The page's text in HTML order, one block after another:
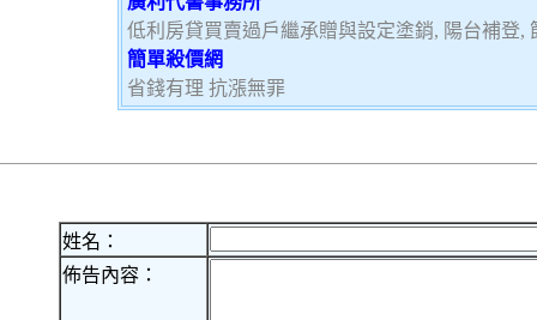
低利房貸買賣過戶繼承贈與設定塗銷, 陽台補登,
簡單殺價網
省錢有理 抗漲無罪
姓名：
佈告內容：